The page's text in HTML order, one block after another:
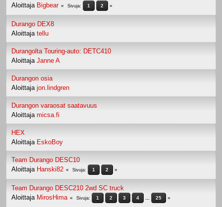
Aloittaja Bigbear Sivuja 1 2
Durango DEX8
Aloittaja tellu
Durangolta Touring-auto: DETC410
Aloittaja Janne A
Durangon osia
Aloittaja jon.lindgren
Durangon varaosat saatavuus
Aloittaja micsa.fi
HEX
Aloittaja EskoBoy
Team Durango DESC10
Aloittaja Hanski82 Sivuja 1 2
Team Durango DESC210 2wd SC truck
Aloittaja MirosHima Sivuja 1 2 3 4 25